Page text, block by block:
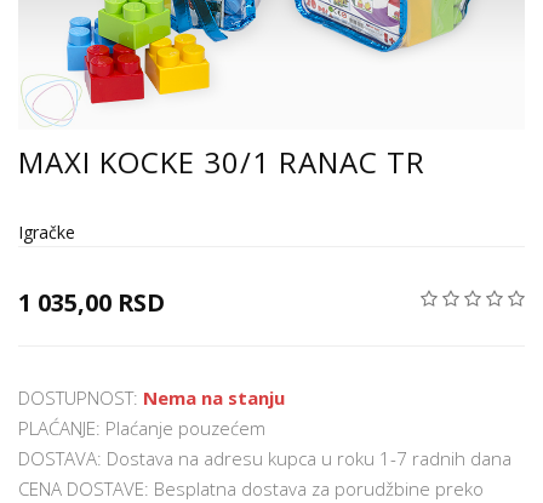
MAXI KOCKE 30/1 RANAC TR
Igračke
1 035,00 RSD
DOSTUPNOST: Nema na stanju
PLAĆANJE: Plaćanje pouzećem
DOSTAVA: Dostava na adresu kupca u roku 1-7 radnih dana
CENA DOSTAVE: Besplatna dostava za porudžbine preko